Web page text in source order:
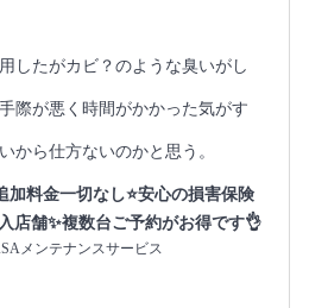
したがカビ？のような臭いがし
際が悪く時間がかかった気がす
から仕方ないのかと思う。
加料金一切なし⭐安心の損害保険
店舗✨複数台ご予約がお得です👌
メンテナンスサービス